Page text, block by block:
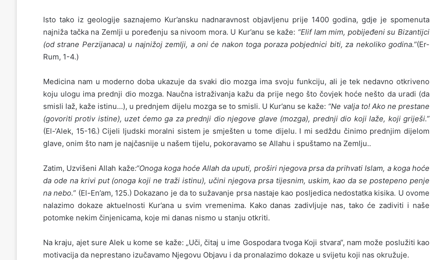
Isto tako iz geologije saznajemo Kur’ansku nadnaravnost objavljenu prije 1400 godina, gdje je spomenuta
najniža tačka na Zemlji u poređenju sa nivoom mora. U Kur’anu se kaže: “Elif lam mim, pobijeđeni su Bizantijci
(od strane Perzijanaca) u najnižoj zemlji, a oni će nakon toga poraza pobjednici biti, za nekoliko godina.”(Er-
Rum, 1-4.)
Medicina nam u moderno doba ukazuje da svaki dio mozga ima svoju funkciju, ali je tek nedavno otkriveno
koju ulogu ima prednji dio mozga. Naučna istraživanja kažu da prije nego što čovjek hoće nešto da uradi (da
smisli laž, kaže istinu…), u prednjem dijelu mozga se to smisli. U Kur’anu se kaže: “Ne valja to! Ako ne prestane
(govoriti protiv istine), uzet ćemo ga za prednji dio njegove glave (mozga), prednji dio koji laže, koji griješi.”
(El-‘Alek, 15-16.) Cijeli ljudski moralni sistem je smješten u tome dijelu. I mi sedždu činimo prednjim dijelom
glave, onim što nam je najčasnije u našem tijelu, pokoravamo se Allahu i spuštamo na Zemlju..
Zatim, Uzvišeni Allah kaže:“Onoga koga hoće Allah da uputi, proširi njegova prsa da prihvati Islam, a koga hoće
da ode na krivi put (onoga koji ne traži istinu), učini njegova prsa tijesnim, uskim, kao da se postepeno penje
na nebo.” (El-En’am, 125.) Dokazano je da to sužavanje prsa nastaje kao posljedica nedostatka kisika. U ovome
nalazimo dokaze aktuelnosti Kur’ana u svim vremenima. Kako danas zadivljuje nas, tako će zadiviti i naše
potomke nekim činjenicama, koje mi danas nismo u stanju otkriti.
Na kraju, ajet sure Alek u kome se kaže: „Uči, čitaj u ime Gospodara tvoga Koji stvara“, nam može poslužiti kao
motivacija da neprestano izučavamo Njegovu Objavu i da pronalazimo dokaze u svijetu koji nas okružuje.